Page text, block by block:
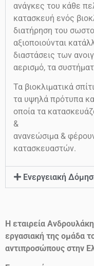
ανάγκες του κάθε
κατασκευή ενός
διατήρηση του
αξιοποιούνται
διαστάσεις των
αερισμό, τα
Τα βιοκλιματικά
τα υψηλά πρότυπα
οποία τα
&
ανανεώσιμα &
κατασκευαστών.
Ενεργειακή
Η εταιρεία
εργασιακή της ομάδα
αντιπροσώπους στην